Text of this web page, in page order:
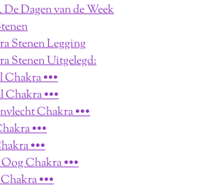
Dagen van de Week
Stenen Legging
Stenen Uitgelegd:
Chakra •••
Chakra •••
Chakra •••
•••
•••
Chakra •••
•••